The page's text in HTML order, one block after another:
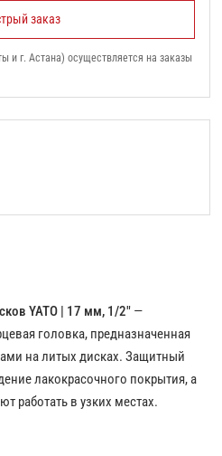
YATO | 17 мм, 1/2" —
головка, предназначенная
на литых дисках. Защитный
лакокрасочного покрытия, а
работать в узких местах.
заказ
и г. Астана) осуществляется на заказы